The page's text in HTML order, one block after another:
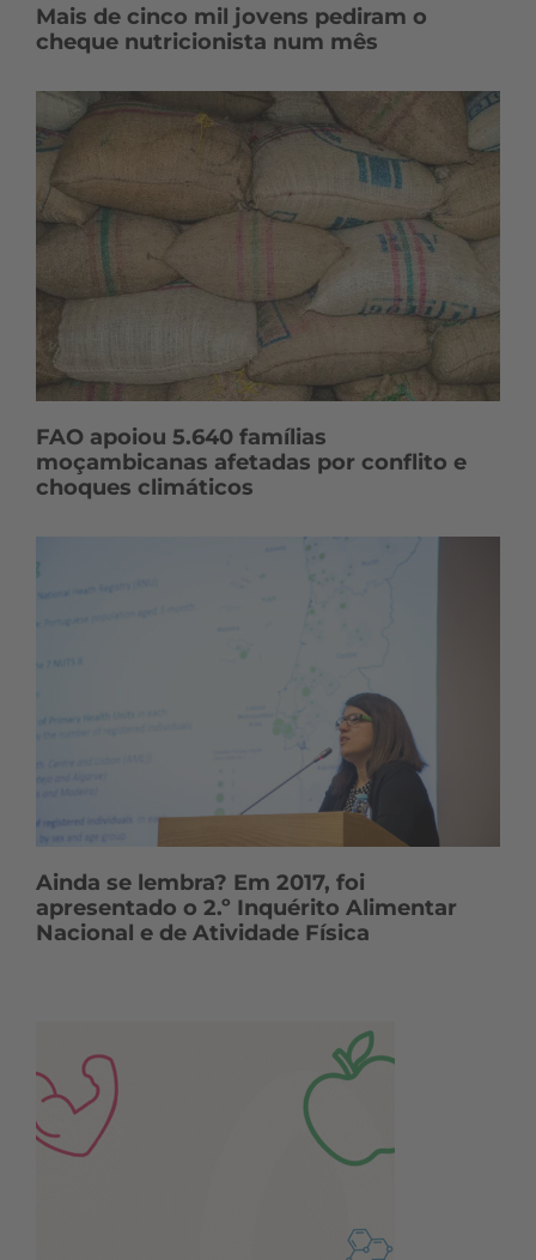
Mais de cinco mil jovens pediram o
cheque nutricionista num mês
FAO apoiou 5.640 famílias
moçambicanas afetadas por conflito e
choques climáticos
Ainda se lembra? Em 2017, foi
apresentado o 2.º Inquérito Alimentar
Nacional e de Atividade Física